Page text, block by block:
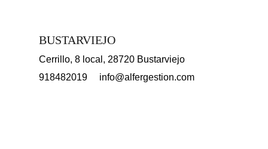
BUSTARVIEJO
Cerrillo, 8 local, 28720 Bustarviejo
918482019
info@alfergestion.com